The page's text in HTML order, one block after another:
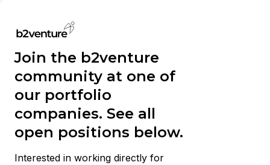
Join the b2venture
community at one of
our portfolio
companies. See all
open positions below.
Interested in working directly for